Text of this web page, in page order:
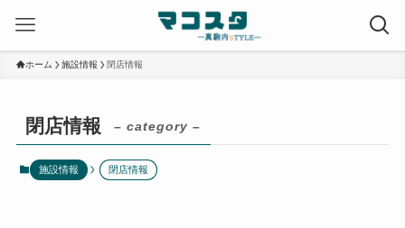
ホーム 施設情報 閉店情報
閉店情報 – category –
施設情報 閉店情報